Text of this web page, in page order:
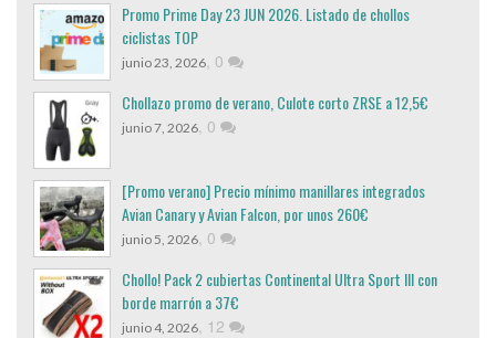
Promo Prime Day 23 JUN 2026. Listado de chollos
ciclistas TOP
junio 23, 2026, 0
Chollazo promo de verano, Culote corto ZRSE a 12,5€
junio 7, 2026, 0
[Promo verano] Precio mínimo manillares integrados
Avian Canary y Avian Falcon, por unos 260€
junio 5, 2026, 0
Chollo! Pack 2 cubiertas Continental Ultra Sport III con
borde marrón a 37€
junio 4, 2026, 12